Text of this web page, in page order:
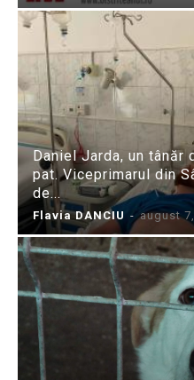
Daniel Jarda, un tânăr
pat. Viceprimarul din
de...
Flavia DANCIU - august